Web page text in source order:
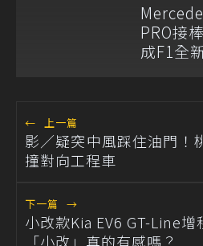
PRO接
成F1全
← 上一篇
影／疑突中風踩住油門！
撞對向工程車
下一篇 →
小改款Kia EV6 GT-Line
「小改」真的有感嗎？